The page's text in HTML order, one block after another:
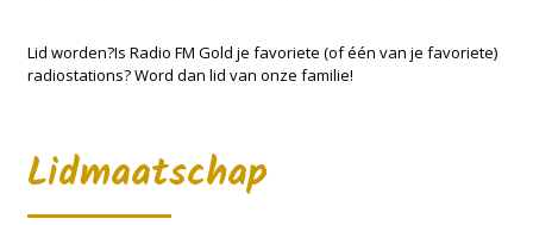
Lid worden?Is Radio FM Gold je favoriete (of één van je favoriete)
radiostations? Word dan lid van onze familie!
Lidmaatschap